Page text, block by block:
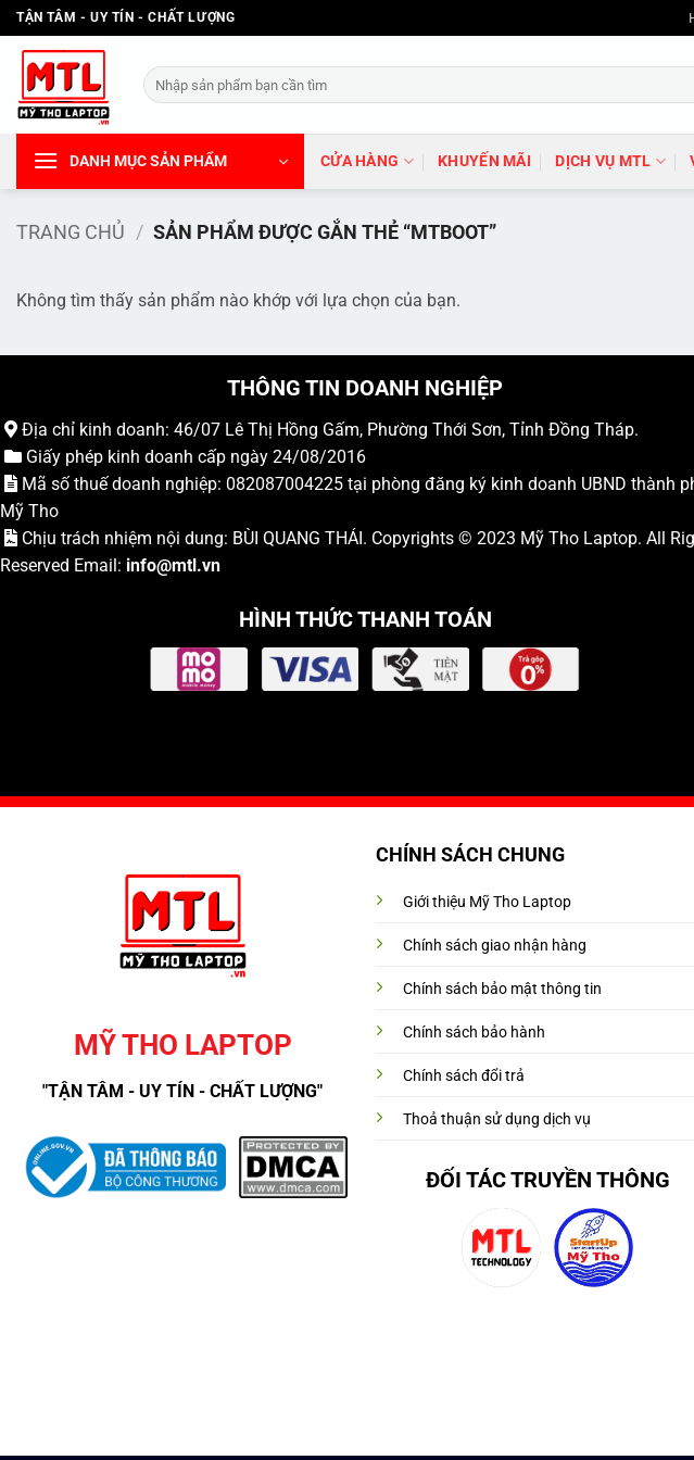
Bỏ
qua
dung
TẬN TÂM - UY TÍN - CHẤT LƯỢNG
Tìm
kiếm:
DANH MỤC SẢN PHẨM CỬA HÀNG KHUYẾN MÃI DỊCH VỤ MTL
TRANG CHỦ / SẢN PHẨM ĐƯỢC GẮN THẺ “MTBOOT”
Không tìm thấy sản phẩm nào khớp với lựa chọn của bạn.
THÔNG TIN DOANH NGHIỆP
Địa chỉ kinh doanh: 46/07 Lê Thị Hồng Gấm, Phường Thới Sơn, Tỉnh Đồng Tháp.
Giấy phép kinh doanh cấp ngày 24/08/2016
Mã số thuế doanh nghiệp: 082087004225 tại phòng đăng ký kinh doanh UBND thành
Mỹ Tho
Chịu trách nhiệm nội dung: BÙI QUANG THÁI. Copyrights © 2023 Mỹ Tho Laptop. All
Reserved Email: info@mtl.vn
HÌNH THỨC THANH TOÁN
MỸ THO LAPTOP
"TẬN TÂM - UY TÍN - CHẤT LƯỢNG"
CHÍNH SÁCH CHUNG
Giới thiệu Mỹ Tho Laptop
Chính sách giao nhận hàng
Chính sách bảo mật thông tin
Chính sách bảo hành
Chính sách đổi trả
Thoả thuận sử dụng dịch vụ
ĐỐI TÁC TRUYỀN THÔNG